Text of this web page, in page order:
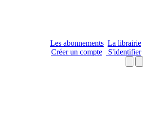
Les abonnements La librairie
Créer un compte
S'identifier